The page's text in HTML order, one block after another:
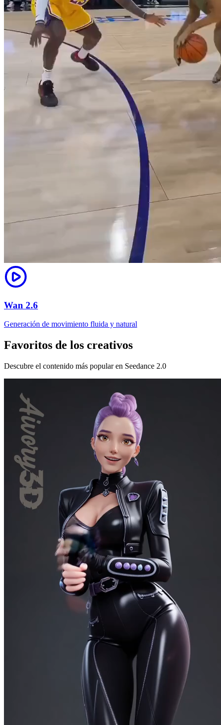
Wan 2.6
Generación de movimiento fluida y natural
Favoritos de los creativos
Descubre el contenido más popular en Seedance 2.0